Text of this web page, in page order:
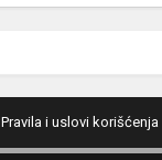
Pravila i uslovi korišćenja